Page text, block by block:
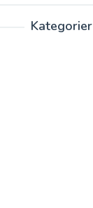
Kategorier